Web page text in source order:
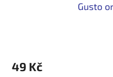
Gusto
49 Kč